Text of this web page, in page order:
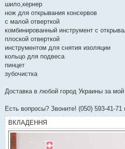
шило,кернер
нож для открывания консервов
с малой отверткой
комбинированный инструмент с
плоской отверткой
инструментом для снятия изоляции
кольцо для подвеса
пинцет
зубочистка
Доставка в любой город Украины за
Есть вопросы? Звоните! (050) 593-41-71
ВКЛАДЕННЯ